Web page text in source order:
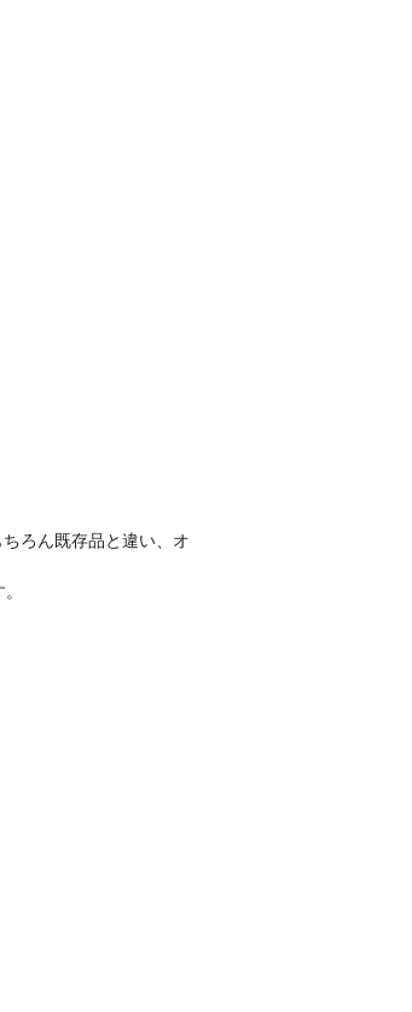
ろん既存品と違い、オ